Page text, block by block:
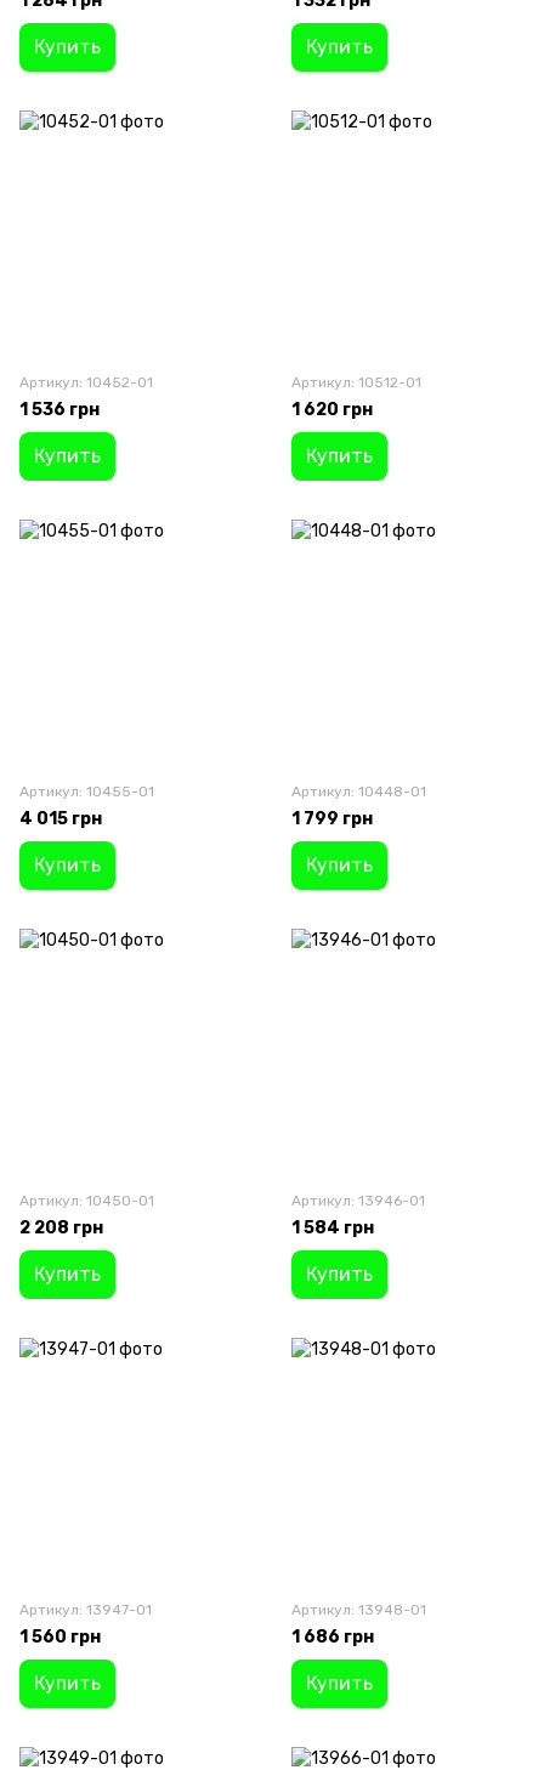
Купить Купить
Артикул: 10452-01
1 536 грн
Купить
Артикул: 10512-01
1 620 грн
Купить
Артикул: 10455-01
4 015 грн
Купить
Артикул: 10448-01
1 799 грн
Купить
Артикул: 10450-01
2 208 грн
Купить
Артикул: 13946-01
1 584 грн
Купить
Артикул: 13947-01
1 560 грн
Купить
Артикул: 13948-01
1 686 грн
Купить